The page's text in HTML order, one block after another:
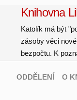
Knihovna
Katolík má být
zásoby věci
bezpočtu. K
ODDĚLENÍ O